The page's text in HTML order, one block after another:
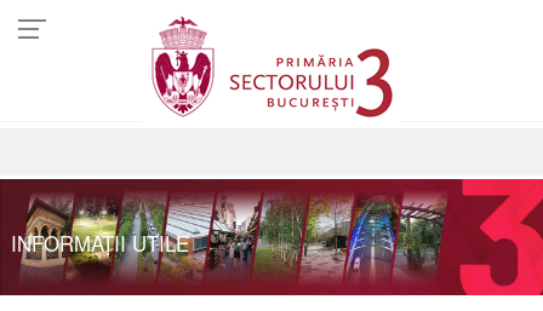
INFORMAŢII UTILE